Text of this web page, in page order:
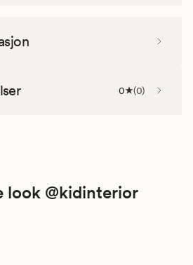
0 (0)
look @kidinterior